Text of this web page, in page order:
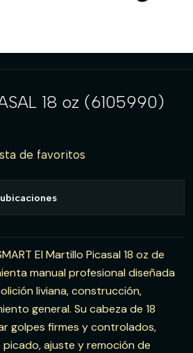
18 oz (6105990)
de favoritos
El Martillo Picasal 18 oz de
manual profesional diseñada
liviana, construcción,
general. Su cabeza de 18
golpes firmes y controlados,
ajuste y remoción de